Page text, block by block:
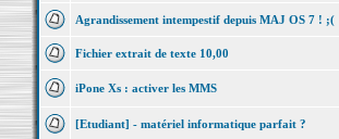
Agrandissement intempestif depuis MAJ OS 7 ! ;(
Fichier extrait de texte 10,00
iPone Xs : activer les MMS
[Etudiant] - matériel informatique parfait ?